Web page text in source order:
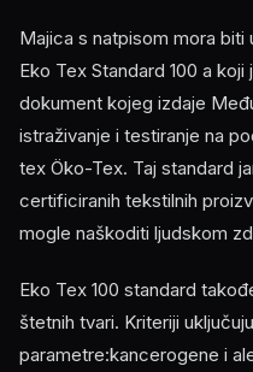
Majica s natpisom mora biti
Eko Tex Standard 100 a
dokument kojeg izdaje
istraživanje i testiranje na
tex Öko-Tex. Taj standard
certificiranih tekstilnih
mogle naškoditi ljudskom
Eko Tex 100 standard
štetnih tvari. Kriteriji
parametre:kancerogene i